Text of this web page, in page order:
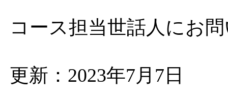
コース担当世話人にお
更新：2023年7月7日